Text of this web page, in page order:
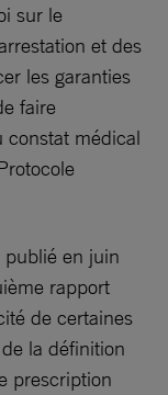
sur le
et des
les garanties
faire
médical
publié en juin
rapport
de certaines
la définition
prescription